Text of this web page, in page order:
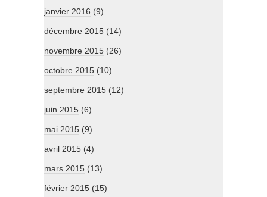
janvier 2016 (9)
décembre 2015 (14)
novembre 2015 (26)
octobre 2015 (10)
septembre 2015 (12)
juin 2015 (6)
mai 2015 (9)
avril 2015 (4)
mars 2015 (13)
février 2015 (15)